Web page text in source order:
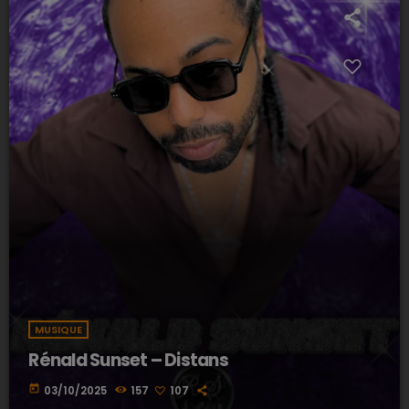
MUSIQUE
Rénald Sunset – Distans
today 03/10/2025 157 107